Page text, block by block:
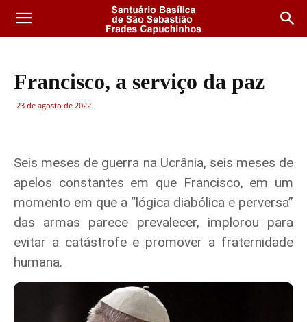
Francisco, a serviço da paz
23 de agosto de 2022
Seis meses de guerra na Ucrânia, seis meses de
apelos constantes em que Francisco, em um
momento em que a “lógica diabólica e perversa”
das armas parece prevalecer, implorou para
evitar a catástrofe e promover a fraternidade
humana.